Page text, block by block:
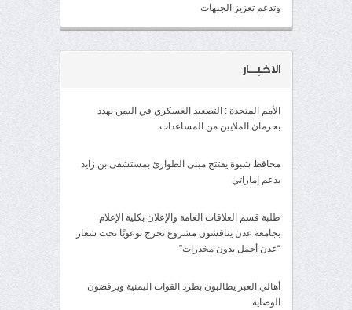
وتدعم تعزيز الجبهات
الاخبــار
الأمم المتحدة : التصعيد العسكري في اليمن يهدد
بحرمان الملايين من المساعدات
محافظ شبوة يفتتح مبنى الطوارئ بمستشفى بن زايد
بدعم إماراتي
طلبة قسم العلاقات العامة والإعلان بكلية الإعلام
بجامعة عدن يناقشون مشروع تخرج توعويًا تحت شعار
“عدن أجمل بدون مخدرات”
أهالي العبر يطالبون بطرد القوات اليمنية ويرفضون
الوصاية